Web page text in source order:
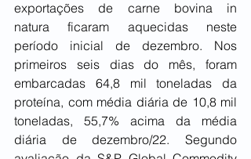
exportações de carne bovina in
natura ficaram aquecidas neste
período inicial de dezembro. Nos
primeiros seis dias do mês, foram
embarcadas 64,8 mil toneladas da
proteína, com média diária de 10,8 mil
toneladas, 55,7% acima da média
diária de dezembro/22. Segundo